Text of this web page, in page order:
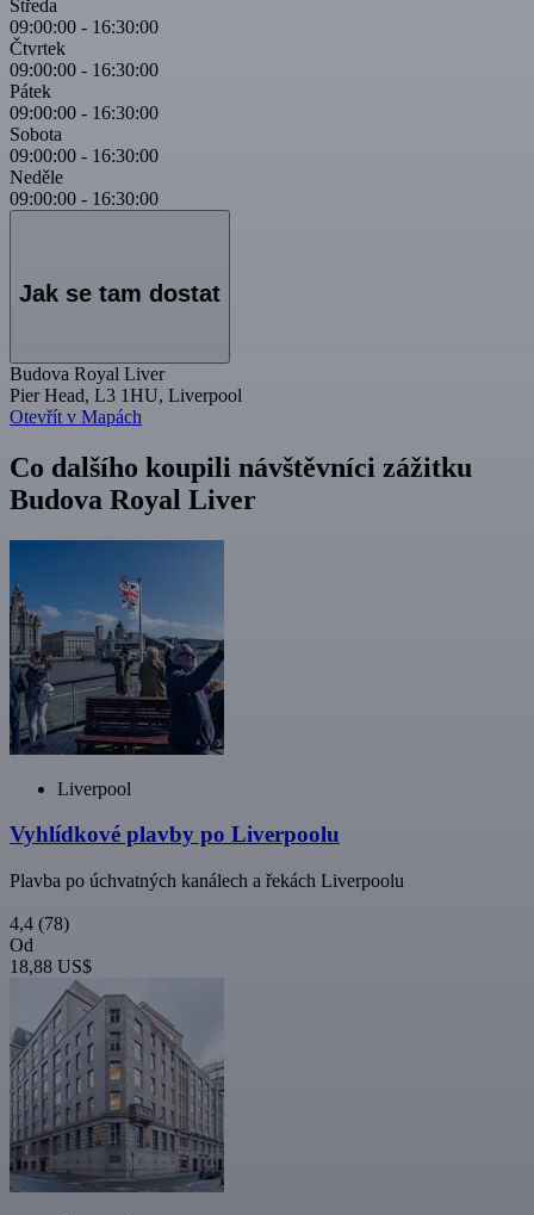
Středa
09:00:00 - 16:30:00
Čtvrtek
09:00:00 - 16:30:00
Pátek
09:00:00 - 16:30:00
Sobota
09:00:00 - 16:30:00
Neděle
09:00:00 - 16:30:00
Jak se tam dostat
Budova Royal Liver
Pier Head, L3 1HU, Liverpool
Otevřít v Mapách
Co dalšího koupili návštěvníci zážitku
Budova Royal Liver
Liverpool
Vyhlídkové plavby po Liverpoolu
Plavba po úchvatných kanálech a řekách Liverpoolu
4,4 (78)
Od
18,88 US$